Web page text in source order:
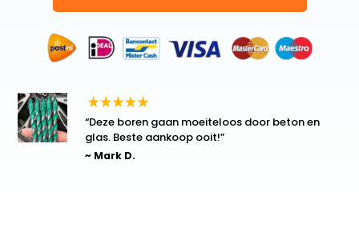
“Deze boren gaan moeiteloos door beton en
glas. Beste aankoop ooit!”
~ Mark D.